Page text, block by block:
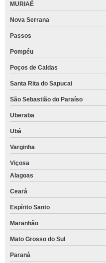
MURIAÉ
Nova Serrana
Passos
Pompéu
Poços de Caldas
Santa Rita do Sapucai
São Sebastião do Paraíso
Uberaba
Ubá
Varginha
Viçosa
Alagoas
Ceará
Espírito Santo
Maranhão
Mato Grosso do Sul
Paraná